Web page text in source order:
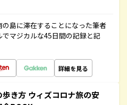
島に滞在することになった筆者
マジカルな45日間の記録と記
詳細を見る
き方 ウィズコロナ旅の安